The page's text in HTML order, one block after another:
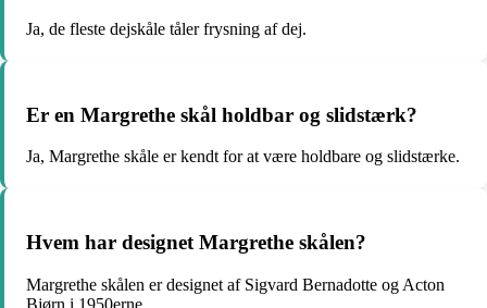
Ja, de fleste dejskåle tåler frysning af dej.
Er en Margrethe skål holdbar og slidstærk?
Ja, Margrethe skåle er kendt for at være holdbare og slidstærke.
Hvem har designet Margrethe skålen?
Margrethe skålen er designet af Sigvard Bernadotte og Acton
Bjørn i 1950erne.